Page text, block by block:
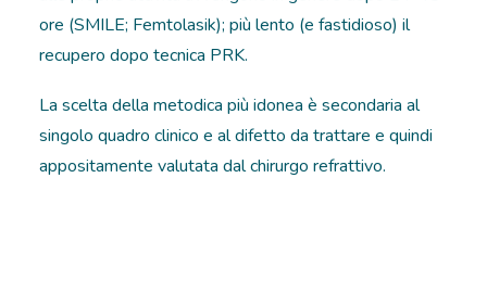
ore (SMILE; Femtolasik); più lento (e fastidioso) il
recupero dopo tecnica PRK.
La scelta della metodica più idonea è secondaria al
singolo quadro clinico e al difetto da trattare e quindi
appositamente valutata dal chirurgo refrattivo.